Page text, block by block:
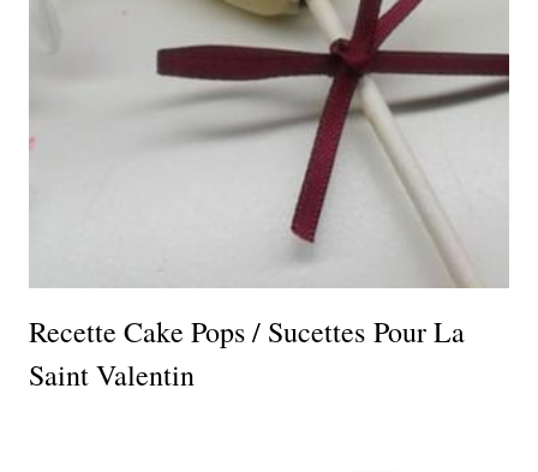
Recette Cake Pops / Sucettes Pour La
Saint Valentin